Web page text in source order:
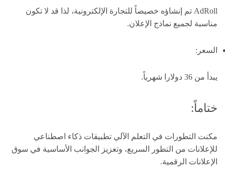
AdRoll تم إنشاؤه خصيصاً للتجارة الإلكترونية، لذا قد لا تكون
مناسبة لجميع نماذج الإعلان.
السعر:
يبدأ من 36 دولارا شهرياً.
ختاماً:
مكنت التطورات في التعلم الآلي تطبيقات ذكاء اصطناعي
للإعلانات من التطور السريع، وتعزيز الجوانب الأساسية في سوق
الإعلانات الرقمية.